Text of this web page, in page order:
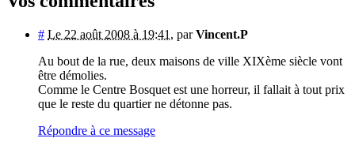
# Le 22 août 2008 à 19:41 , parVincent.P
Au bout de la rue, deux maisons de ville XIXème siècle vont
être démolies.
Comme le Centre Bosquet est une horreur, il fallait à tout prix
que le reste du quartier ne détonne pas.
Répondre à ce message